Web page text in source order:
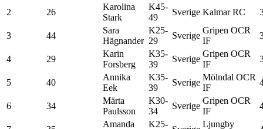
2 26
Karolina
Stark
K45-
49
Sverige Kalmar RC
3 44
Sara
Hägnander
K25-
29
Sverige
Gripen OCR
IF
4 29
Karin
Forsberg
K35-
39
Sverige
Gripen OCR
IF
5 40
Annika
Eek
K35-
39
Sverige
Mölndal OCR
IF
6 34
Märta
Paulsson
K30-
34
Sverige
Gripen OCR
IF
Amanda
K25-
Ljungby